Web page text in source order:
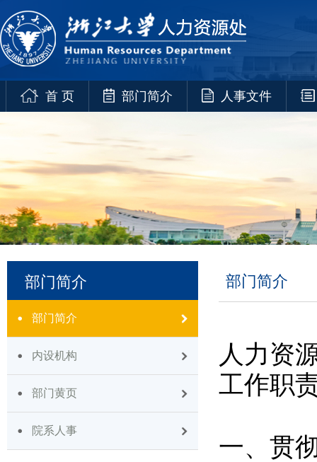
首 页 部门简介 人事文件
部门简介
部门简介
内设机构
部门黄页
院系人事
部门简介
人力资
工作职
一、贯